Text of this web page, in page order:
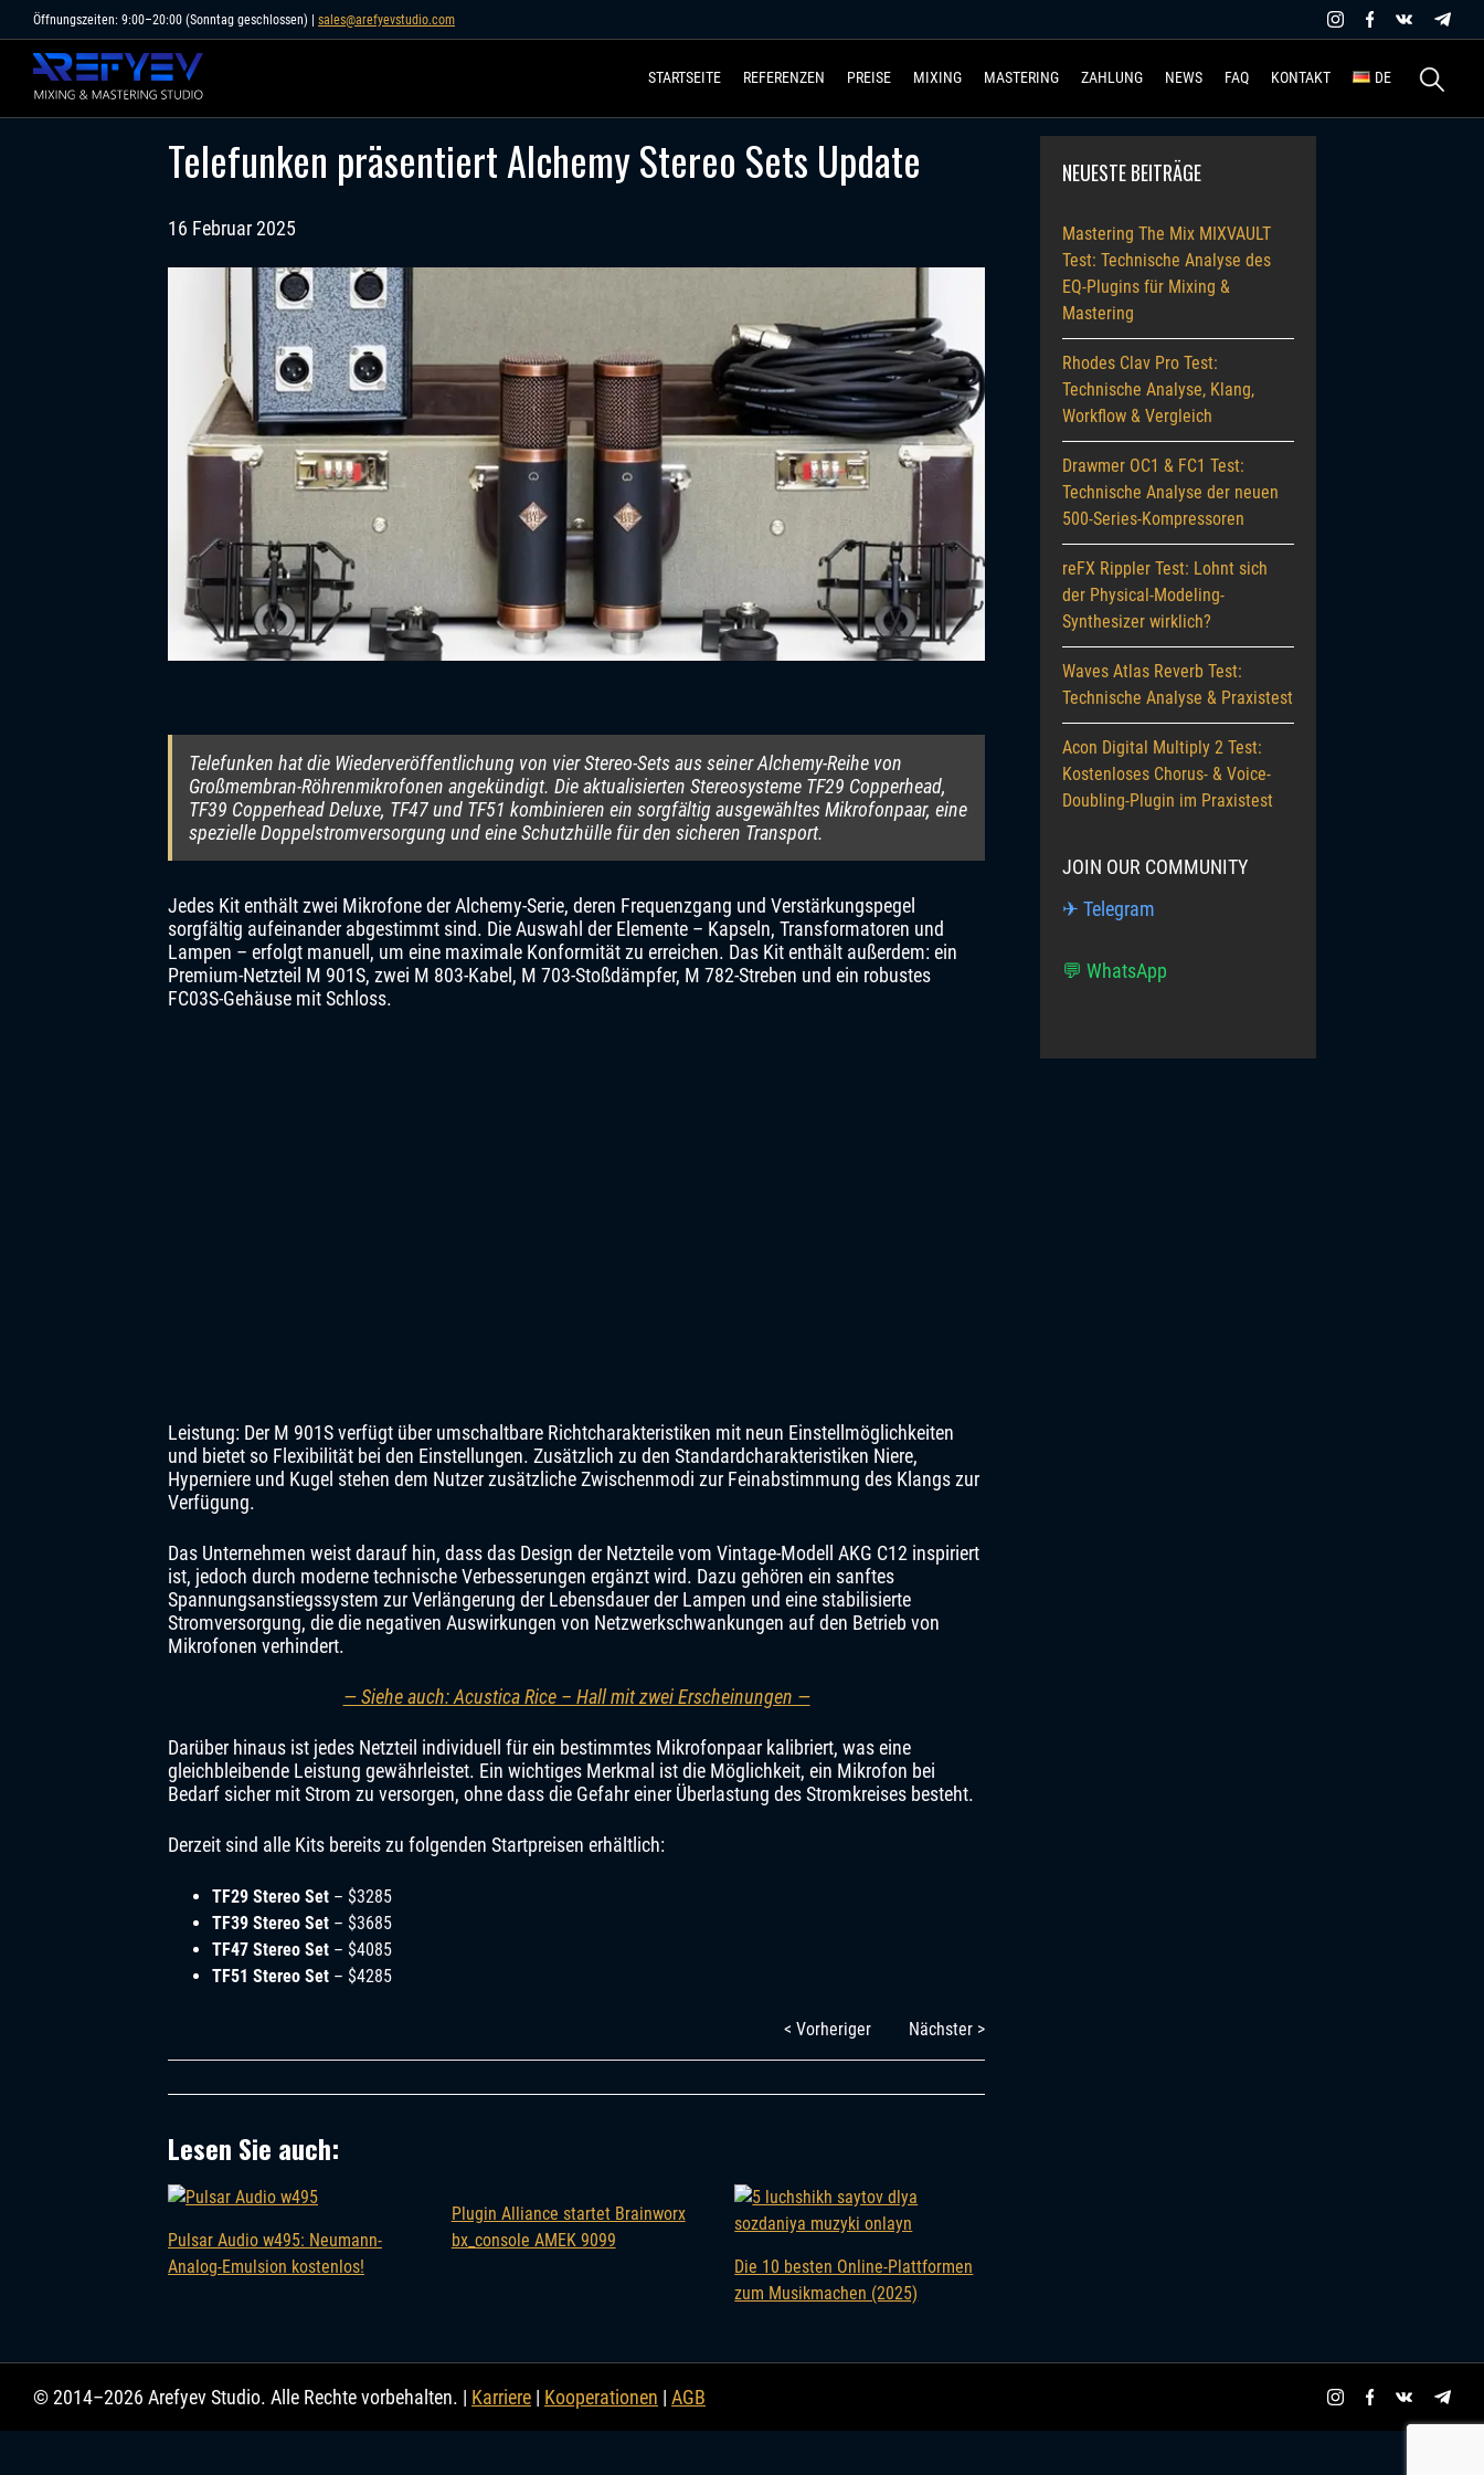
to
content
Öffnungszeiten: 9:00–20:00 (Sonntag geschlossen) | sales@arefyevstudio.com
STARTSEITE REFERENZEN PREISE MIXING MASTERING ZAHLUNG NEWS FAQ KONTAKT DE
Suchen
nach:
Telefunken präsentiert Alchemy Stereo Sets Update
16 Februar 2025
Telefunken hat die Wiederveröffentlichung von vier Stereo-Sets aus seiner Alchemy-Reihe von
Großmembran-Röhrenmikrofonen angekündigt. Die aktualisierten Stereosysteme TF29 Copperhead,
TF39 Copperhead Deluxe, TF47 und TF51 kombinieren ein sorgfältig ausgewähltes Mikrofonpaar, eine
spezielle Doppelstromversorgung und eine Schutzhülle für den sicheren Transport.
Jedes Kit enthält zwei Mikrofone der Alchemy-Serie, deren Frequenzgang und Verstärkungspegel
sorgfältig aufeinander abgestimmt sind. Die Auswahl der Elemente – Kapseln, Transformatoren und
Lampen – erfolgt manuell, um eine maximale Konformität zu erreichen. Das Kit enthält außerdem: ein
Premium-Netzteil M 901S, zwei M 803-Kabel, M 703-Stoßdämpfer, M 782-Streben und ein robustes
FC03S-Gehäuse mit Schloss.
Leistung: Der M 901S verfügt über umschaltbare Richtcharakteristiken mit neun Einstellmöglichkeiten
und bietet so Flexibilität bei den Einstellungen. Zusätzlich zu den Standardcharakteristiken Niere,
Hyperniere und Kugel stehen dem Nutzer zusätzliche Zwischenmodi zur Feinabstimmung des Klangs zur
Verfügung.
Das Unternehmen weist darauf hin, dass das Design der Netzteile vom Vintage-Modell AKG C12 inspiriert
ist, jedoch durch moderne technische Verbesserungen ergänzt wird. Dazu gehören ein sanftes
Spannungsanstiegssystem zur Verlängerung der Lebensdauer der Lampen und eine stabilisierte
Stromversorgung, die die negativen Auswirkungen von Netzwerkschwankungen auf den Betrieb von
Mikrofonen verhindert.
— Siehe auch: Acustica Rice – Hall mit zwei Erscheinungen —
Darüber hinaus ist jedes Netzteil individuell für ein bestimmtes Mikrofonpaar kalibriert, was eine
gleichbleibende Leistung gewährleistet. Ein wichtiges Merkmal ist die Möglichkeit, ein Mikrofon bei
Bedarf sicher mit Strom zu versorgen, ohne dass die Gefahr einer Überlastung des Stromkreises besteht.
Derzeit sind alle Kits bereits zu folgenden Startpreisen erhältlich:
TF29 Stereo Set – $3285
TF39 Stereo Set – $3685
TF47 Stereo Set – $4085
TF51 Stereo Set – $4285
< Vorheriger Nächster >
Lesen Sie auch:
Pulsar Audio w495: Neumann-
Analog-Emulsion kostenlos!
Plugin Alliance startet Brainworx
bx_console AMEK 9099
Die 10 besten Online-Plattformen
zum Musikmachen (2025)
NEUESTE BEITRÄGE
Mastering The Mix MIXVAULT
Test: Technische Analyse des
EQ-Plugins für Mixing &
Mastering
Rhodes Clav Pro Test:
Technische Analyse, Klang,
Workflow & Vergleich
Drawmer OC1 & FC1 Test:
Technische Analyse der neuen
500-Series-Kompressoren
reFX Rippler Test: Lohnt sich
der Physical-Modeling-
Synthesizer wirklich?
Waves Atlas Reverb Test:
Technische Analyse & Praxistest
Acon Digital Multiply 2 Test:
Kostenloses Chorus- & Voice-
Doubling-Plugin im Praxistest
JOIN OUR COMMUNITY
✈ Telegram
💬 WhatsApp
© 2014–2026 Arefyev Studio. Alle Rechte vorbehalten. | Karriere | Kooperationen | AGB